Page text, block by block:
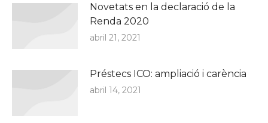
Novetats en la declaració de la
Renda 2020
abril 21, 2021
Préstecs ICO: ampliació i carència
abril 14, 2021